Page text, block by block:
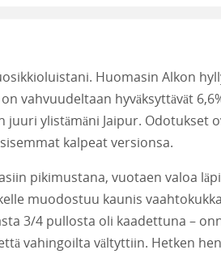
Huomasin Alkon
vahvuudeltaan hyväksyttävät
ylistämäni Jaipur. Odotukset
kalpeat versionsa.
pikimustana, vuotaen valoa
muodostuu kaunis
3/4 pullosta oli kaadettuna –
vahingoilta vältyttiin. Hetken